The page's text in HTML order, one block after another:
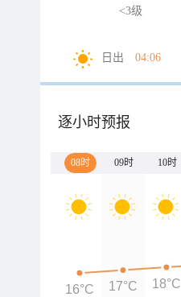
<3级
日出 04:06
逐小时预报
08时 09时 10时
16°C 17°C 18°C